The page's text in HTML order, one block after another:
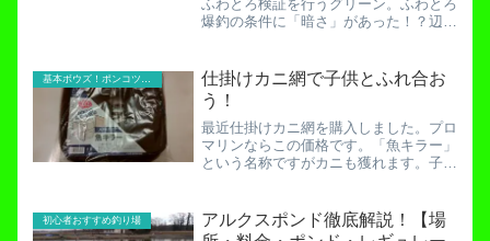
ふわとろ検証を行うグリーン。ふわとろ
爆釣の条件に「暗さ」があった！？辺り
た。フライ池と２号池（一番端の池）は
ナイターの時間、「照明」...
仕掛けカニ網で子供とふれ合お
う！
最近仕掛けカニ網を購入しました。プロ
マリンならこの価格です。「魚キラー」
という名称ですがカニも獲れます。子供
よね。釣れればですが・・・初心者が釣
り場に行って何の手ほどき...
初心者おすすめ釣り場
アルクスポンド徹底解説！【場